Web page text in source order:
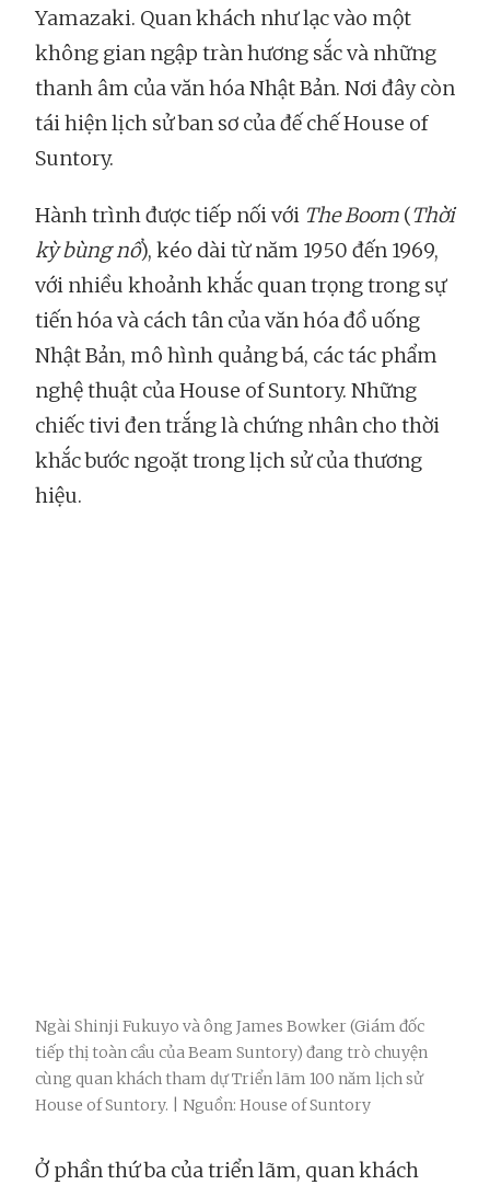
Yamazaki. Quan khách như lạc vào một
không gian ngập tràn hương sắc và những
thanh âm của văn hóa Nhật Bản. Nơi đây còn
tái hiện lịch sử ban sơ của đế chế House of
Suntory.
Hành trình được tiếp nối với The Boom (Thời
kỳ bùng nổ), kéo dài từ năm 1950 đến 1969,
với nhiều khoảnh khắc quan trọng trong sự
tiến hóa và cách tân của văn hóa đồ uống
Nhật Bản, mô hình quảng bá, các tác phẩm
nghệ thuật của House of Suntory. Những
chiếc tivi đen trắng là chứng nhân cho thời
khắc bước ngoặt trong lịch sử của thương
hiệu.
Ngài Shinji Fukuyo và ông James Bowker (Giám đốc
tiếp thị toàn cầu của Beam Suntory) đang trò chuyện
cùng quan khách tham dự Triển lãm 100 năm lịch sử
House of Suntory. | Nguồn: House of Suntory
Ở phần thứ ba của triển lãm, quan khách